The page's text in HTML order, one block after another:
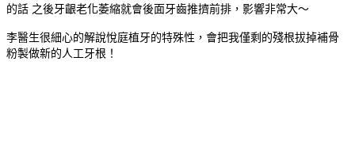
的話 之後牙齦老化萎縮就會後面牙齒推擠前排，影響非常大～
李醫生很細心的解說悅庭植牙的特殊性，會把我僅剩的殘根拔掉補骨
粉製做新的人工牙根！